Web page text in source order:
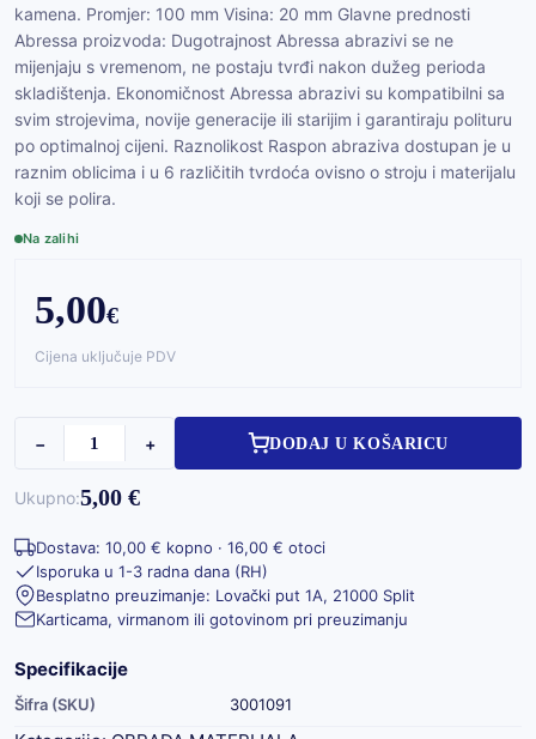
kamena. Promjer: 100 mm Visina: 20 mm Glavne prednosti
Abressa proizvoda: Dugotrajnost Abressa abrazivi se ne
mijenjaju s vremenom, ne postaju tvrđi nakon dužeg perioda
skladištenja. Ekonomičnost Abressa abrazivi su kompatibilni sa
svim strojevima, novije generacije ili starijim i garantiraju polituru
po optimalnoj cijeni. Raznolikost Raspon abraziva dostupan je u
raznim oblicima i u 6 različitih tvrdoća ovisno o stroju i materijalu
koji se polira.
Na zalihi
5,00€
Cijena uključuje PDV
− + DODAJ U KOŠARICU
Ukupno:5,00 €
Dostava: 10,00 € kopno · 16,00 € otoci
Isporuka u 1-3 radna dana (RH)
Besplatno preuzimanje: Lovački put 1A, 21000 Split
Karticama, virmanom ili gotovinom pri preuzimanju
Specifikacije
Šifra (SKU) 3001091